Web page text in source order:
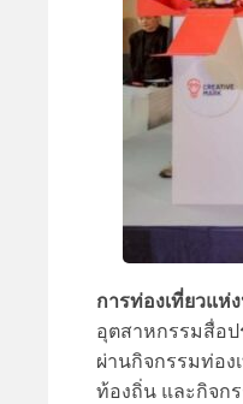
การท่องเที่ยวแห่
อุตสาหกรรมสื่อ
ผ่านกิจกรรมท่อง
ท้องถิ่น และกิจก